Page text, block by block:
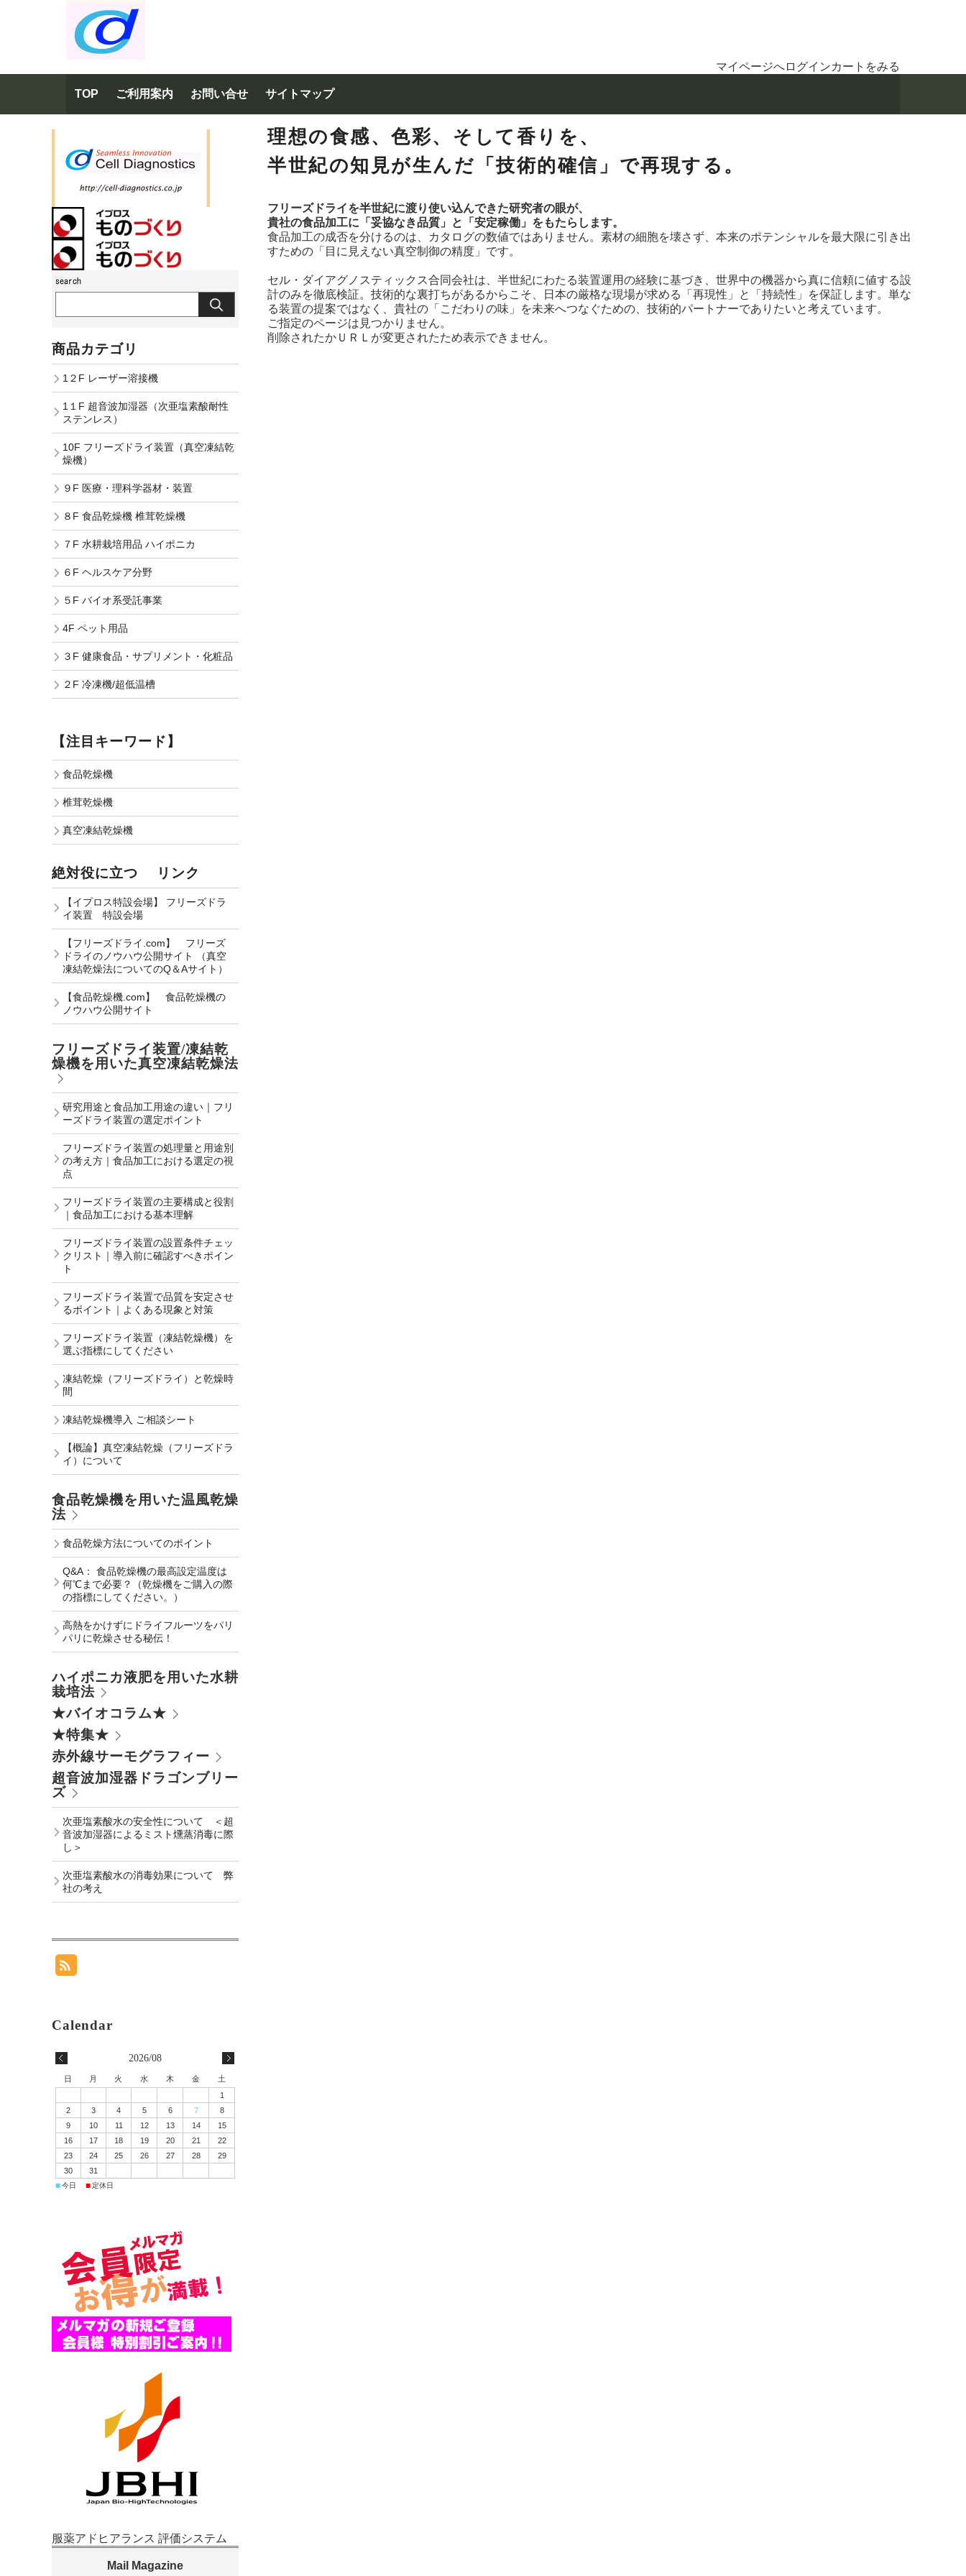
マイページへログインカートをみる
TOP ご利用案内 お問い合せ サイトマップ
理想の食感、色彩、そして香りを、
半世紀の知見が生んだ「技術的確信」で再現する。
フリーズドライを半世紀に渡り使い込んできた研究者の眼が、
貴社の食品加工に「妥協なき品質」と「安定稼働」をもたらします。
食品加工の成否を分けるのは、カタログの数値ではありません。素材の細胞を壊さず、本来のポテンシャルを最大限に引き出
すための「目に見えない真空制御の精度」です。
セル・ダイアグノスティックス合同会社は、半世紀にわたる装置運用の経験に基づき、世界中の機器から真に信頼に値する設
計のみを徹底検証。技術的な裏打ちがあるからこそ、日本の厳格な現場が求める「再現性」と「持続性」を保証します。単な
る装置の提案ではなく、貴社の「こだわりの味」を未来へつなぐための、技術的パートナーでありたいと考えています。
ご指定のページは見つかりません。
削除されたかＵＲＬが変更されたため表示できません。
商品カテゴリ
1２F レーザー溶接機
1１F 超音波加湿器（次亜塩素酸耐性
ステンレス）
10F フリーズドライ装置（真空凍結乾
燥機）
９F 医療・理科学器材・装置
８F 食品乾燥機 椎茸乾燥機
７F 水耕栽培用品 ハイポニカ
６F ヘルスケア分野
５F バイオ系受託事業
4F ペット用品
３F 健康食品・サプリメント・化粧品
２F 冷凍機/超低温槽
【注目キーワード】
食品乾燥機
椎茸乾燥機
真空凍結乾燥機
絶対役に立つ リンク
【イプロス特設会場】 フリーズドラ
イ装置 特設会場
【フリーズドライ.com】 フリーズ
ドライのノウハウ公開サイト （真空
凍結乾燥法についてのQ＆Aサイト）
【食品乾燥機.com】 食品乾燥機の
ノウハウ公開サイト
フリーズドライ装置/凍結乾
燥機を用いた真空凍結乾燥法
研究用途と食品加工用途の違い｜フリ
ーズドライ装置の選定ポイント
フリーズドライ装置の処理量と用途別
の考え方｜食品加工における選定の視
点
フリーズドライ装置の主要構成と役割
｜食品加工における基本理解
フリーズドライ装置の設置条件チェッ
クリスト｜導入前に確認すべきポイン
ト
フリーズドライ装置で品質を安定させ
るポイント｜よくある現象と対策
フリーズドライ装置（凍結乾燥機）を
選ぶ指標にしてください
凍結乾燥（フリーズドライ）と乾燥時
間
凍結乾燥機導入 ご相談シート
【概論】真空凍結乾燥（フリーズドラ
イ）について
食品乾燥機を用いた温風乾燥
法
食品乾燥方法についてのポイント
Q&A： 食品乾燥機の最高設定温度は
何℃まで必要？（乾燥機をご購入の際
の指標にしてください。）
高熱をかけずにドライフルーツをパリ
パリに乾燥させる秘伝！
ハイポニカ液肥を用いた水耕
栽培法
★バイオコラム★
★特集★
赤外線サーモグラフィー
超音波加湿器ドラゴンブリー
ズ
次亜塩素酸水の安全性について ＜超
音波加湿器によるミスト燻蒸消毒に際
し＞
次亜塩素酸水の消毒効果について 弊
社の考え
2026/08
日 月 火 水 木 金
土
1
2
3 4 5 6 7
8
9
10 11 12 13 14
15
16
17 18 19 20 21
22
23
24 25 26 27 28
29
30
31
■今日 ■定休日
服薬アドヒアランス 評価システム